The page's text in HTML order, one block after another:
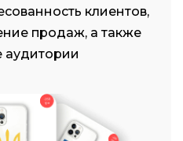
клиентов,
продаж, а также
аудитории